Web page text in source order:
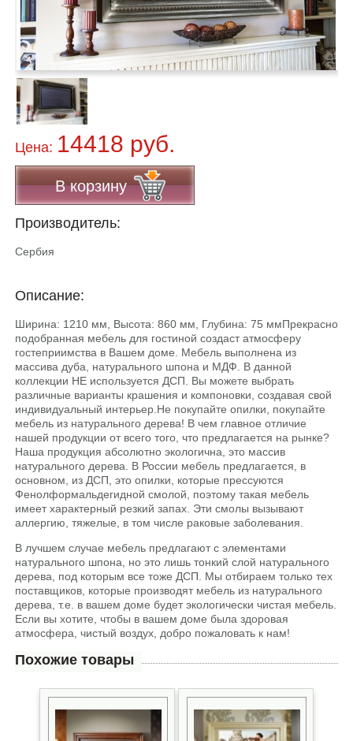
Цена: 14418 руб.
В корзину
Производитель:
Сербия
Описание:
Ширина: 1210 мм, Высота: 860 мм, Глубина: 75 ммПрекрасно
подобранная мебель для гостиной создаст атмосферу
гостеприимства в Вашем доме. Мебель выполнена из
массива дуба, натурального шпона и МДФ. В данной
коллекции НЕ используется ДСП. Вы можете выбрать
различные варианты крашения и компоновки, создавая свой
индивидуальный интерьер.He покупайте опилки, покупайте
мебель из натурального дерева! В чем главное отличие
нашей продукции от всего того, что предлагается на рынке?
Наша продукция абсолютно экологична, это массив
натурального дерева. В России мебель предлагается, в
основном, из ДСП, это опилки, которые прессуются
Фенолформальдегидной смолой, поэтому такая мебель
имеет характерный резкий запах. Эти смолы вызывают
аллергию, тяжелые, в том числе раковые заболевания.
В лучшем случае мебель предлагают с элементами
натурального шпона, но это лишь тонкий слой натурального
дерева, под которым все тоже ДСП. Мы отбираем только тех
поставщиков, которые производят мебель из натурального
дерева, т.е. в вашем доме будет экологически чистая мебель.
Если вы хотите, чтобы в вашем доме была здоровая
атмосфера, чистый воздух, добро пожаловать к нам!
Похожие товары